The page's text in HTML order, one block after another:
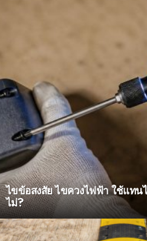
ไขข้อสงสัย ไขควงไฟฟ้า ใช้แทน
ไม่?